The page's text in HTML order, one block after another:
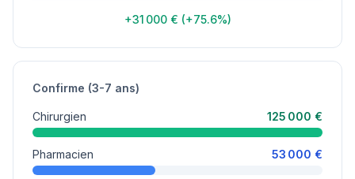
+31 000 € (+75.6%)
Confirme (3-7 ans)
Chirurgien 125 000 €
Pharmacien 53 000 €